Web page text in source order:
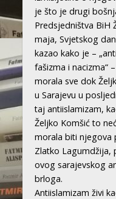
je što je drugi
Predsjedništva BiH
maja, Svjetskog
kazao kako je –
fašizma i nacizma“
morala sve dok
u Sarajevu u
taj antiislamizam,
Željko Komšić to
morala biti njegova
Zlatko Lagumdžija,
ovog sarajevskog
brloga.
Antiislamizam živi